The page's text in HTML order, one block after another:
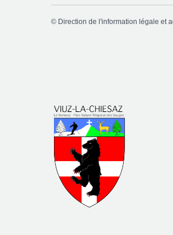
© Direction de l'information légale et